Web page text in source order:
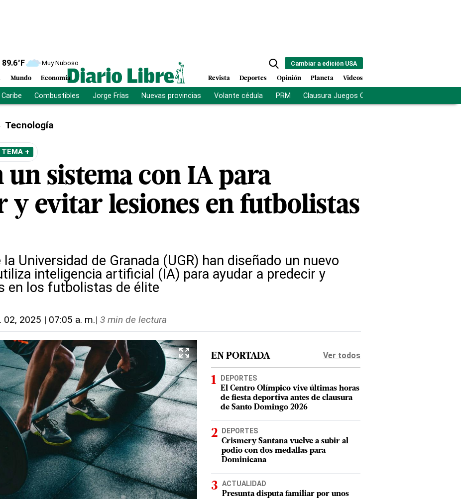
89.6°F Muy Nuboso
Mundo Economía
Cambiar a edición USA
Revista Deportes Opinión Planeta Videos
Combustibles Jorge Frías Nuevas provincias Volante cédula PRM Clausura Juegos Centroamericanos
Tecnología
TEMA +
un sistema con IA para
y evitar lesiones en futbolistas
Universidad de Granada (UGR) han diseñado un nuevo
inteligencia artificial (IA) para ayudar a predecir y
en los futbolistas de élite
02, 2025 | 07:05 a. m.| 3 min de lectura
EN PORTADA Ver todos
DEPORTES
El Centro Olímpico vive últimas horas
de fiesta deportiva antes de clausura
de Santo Domingo 2026
DEPORTES
Crismery Santana vuelve a subir al
podio con dos medallas para
Dominicana
ACTUALIDAD
Presunta disputa familiar por unos